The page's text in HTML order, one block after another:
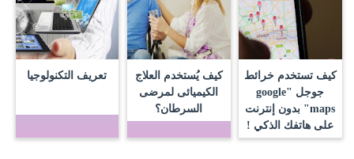
كيف تستخدم خرائط
جوجل "google
maps" بدون إنترنت
على هاتفك الذكي !
كيف يُستخدم العلاج
الكيميائى لمرضى
السرطان؟
تعريف التكنولوجيا